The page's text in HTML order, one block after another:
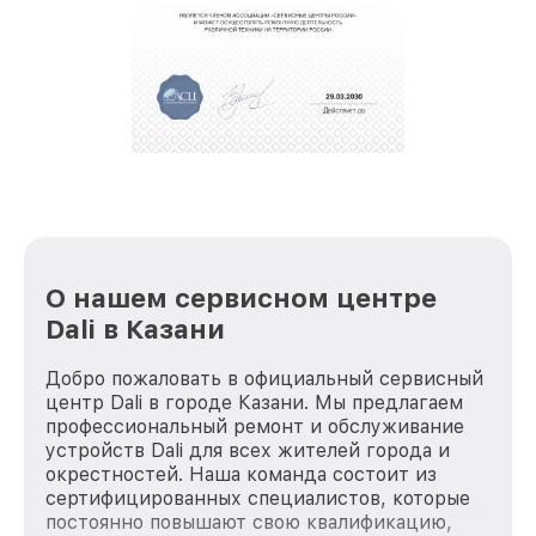
За годы своей деятельности мы получали только
репутацию. Мы постоянно совершенствуемся и
стараемся каждый день делать наш сервис еще
О нашем сервисном центре
Dali в Казани
Добро пожаловать в официальный сервисный
центр Dali в городе Казани. Мы предлагаем
профессиональный ремонт и обслуживание
устройств Dali для всех жителей города и
окрестностей. Наша команда состоит из
сертифицированных специалистов, которые
постоянно повышают свою квалификацию,